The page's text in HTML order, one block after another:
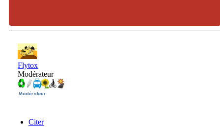
Flytox
Modérateur
Citer